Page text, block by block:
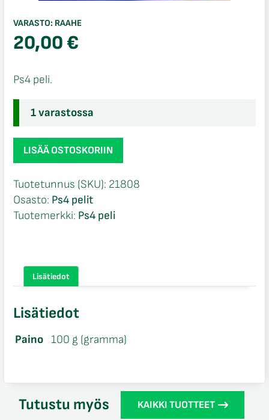
VARASTO: RAAHE
20,00€
Ps4 peli.
1 varastossa
Battle
Zone
Ps4
määrä
LISÄÄ OSTOSKORIIN
Tuotetunnus (SKU): 21808
Osasto: Ps4 pelit
Tuotemerkki: Ps4 peli
Lisätiedot
Lisätiedot
Paino 100 g (gramma)
Tutustu myös KAIKKI TUOTTEET